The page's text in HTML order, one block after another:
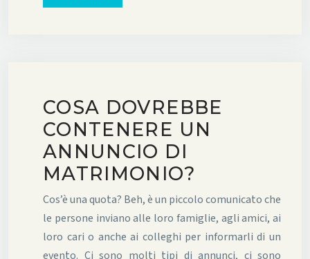
COSA DOVREBBE
CONTENERE UN
ANNUNCIO DI
MATRIMONIO?
Cos’è una quota? Beh, è un piccolo comunicato che
le persone inviano alle loro famiglie, agli amici, ai
loro cari o anche ai colleghi per informarli di un
evento. Ci sono molti tipi di annunci, ci sono